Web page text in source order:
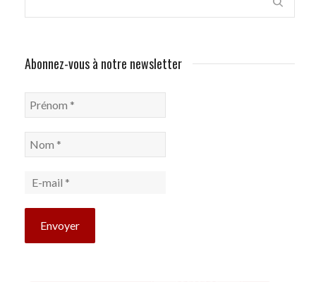
Abonnez-vous à notre newsletter
Prénom
Nom
E-
*